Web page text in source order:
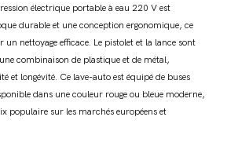
électrique portable à eau 220 V est
durable et une conception ergonomique, ce
nettoyage efficace. Le pistolet et la lance sont
combinaison de plastique et de métal,
et longévité. Ce lave-auto est équipé de buses
dans une couleur rouge ou bleue moderne,
populaire sur les marchés européens et